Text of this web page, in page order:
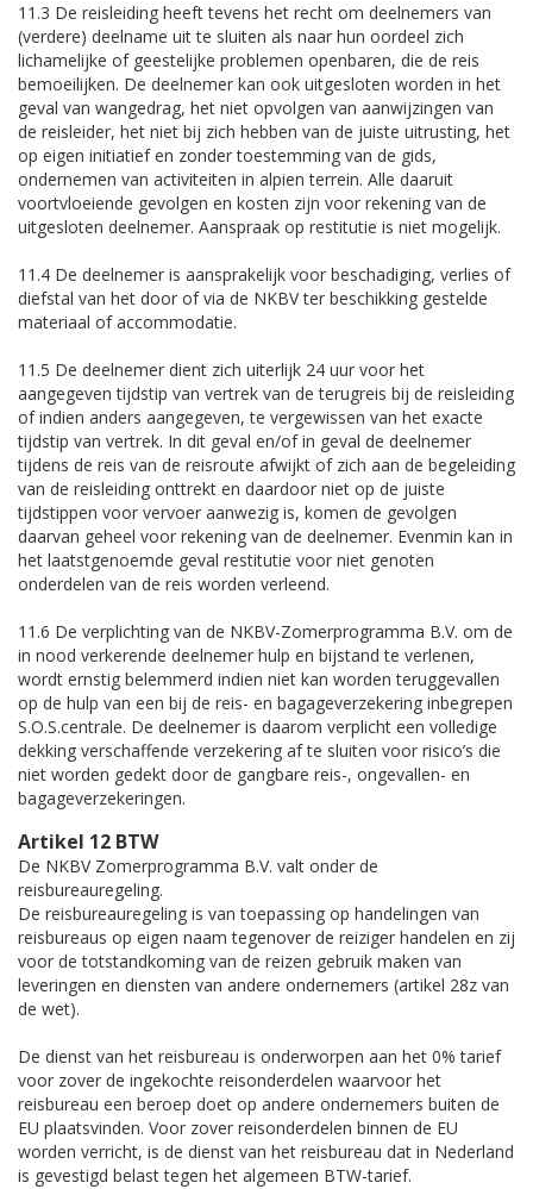
11.3 De reisleiding heeft tevens het recht om deelnemers van
(verdere) deelname uit te sluiten als naar hun oordeel zich
lichamelijke of geestelijke problemen openbaren, die de reis
bemoeilijken. De deelnemer kan ook uitgesloten worden in het
geval van wangedrag, het niet opvolgen van aanwijzingen van
de reisleider, het niet bij zich hebben van de juiste uitrusting, het
op eigen initiatief en zonder toestemming van de gids,
ondernemen van activiteiten in alpien terrein. Alle daaruit
voortvloeiende gevolgen en kosten zijn voor rekening van de
uitgesloten deelnemer. Aanspraak op restitutie is niet mogelijk.
11.4 De deelnemer is aansprakelijk voor beschadiging, verlies of
diefstal van het door of via de NKBV ter beschikking gestelde
materiaal of accommodatie.
11.5 De deelnemer dient zich uiterlijk 24 uur voor het
aangegeven tijdstip van vertrek van de terugreis bij de reisleiding
of indien anders aangegeven, te vergewissen van het exacte
tijdstip van vertrek. In dit geval en/of in geval de deelnemer
tijdens de reis van de reisroute afwijkt of zich aan de begeleiding
van de reisleiding onttrekt en daardoor niet op de juiste
tijdstippen voor vervoer aanwezig is, komen de gevolgen
daarvan geheel voor rekening van de deelnemer. Evenmin kan in
het laatstgenoemde geval restitutie voor niet genoten
onderdelen van de reis worden verleend.
11.6 De verplichting van de NKBV-Zomerprogramma B.V. om de
in nood verkerende deelnemer hulp en bijstand te verlenen,
wordt ernstig belemmerd indien niet kan worden teruggevallen
op de hulp van een bij de reis- en bagageverzekering inbegrepen
S.O.S.centrale. De deelnemer is daarom verplicht een volledige
dekking verschaffende verzekering af te sluiten voor risico’s die
niet worden gedekt door de gangbare reis-, ongevallen- en
bagageverzekeringen.
Artikel 12 BTW
De NKBV Zomerprogramma B.V. valt onder de
reisbureauregeling.
De reisbureauregeling is van toepassing op handelingen van
reisbureaus op eigen naam tegenover de reiziger handelen en zij
voor de totstandkoming van de reizen gebruik maken van
leveringen en diensten van andere ondernemers (artikel 28z van
de wet).
De dienst van het reisbureau is onderworpen aan het 0% tarief
voor zover de ingekochte reisonderdelen waarvoor het
reisbureau een beroep doet op andere ondernemers buiten de
EU plaatsvinden. Voor zover reisonderdelen binnen de EU
worden verricht, is de dienst van het reisbureau dat in Nederland
is gevestigd belast tegen het algemeen BTW-tarief.